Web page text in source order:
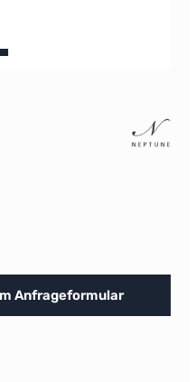
Gib den
Anfrageformular